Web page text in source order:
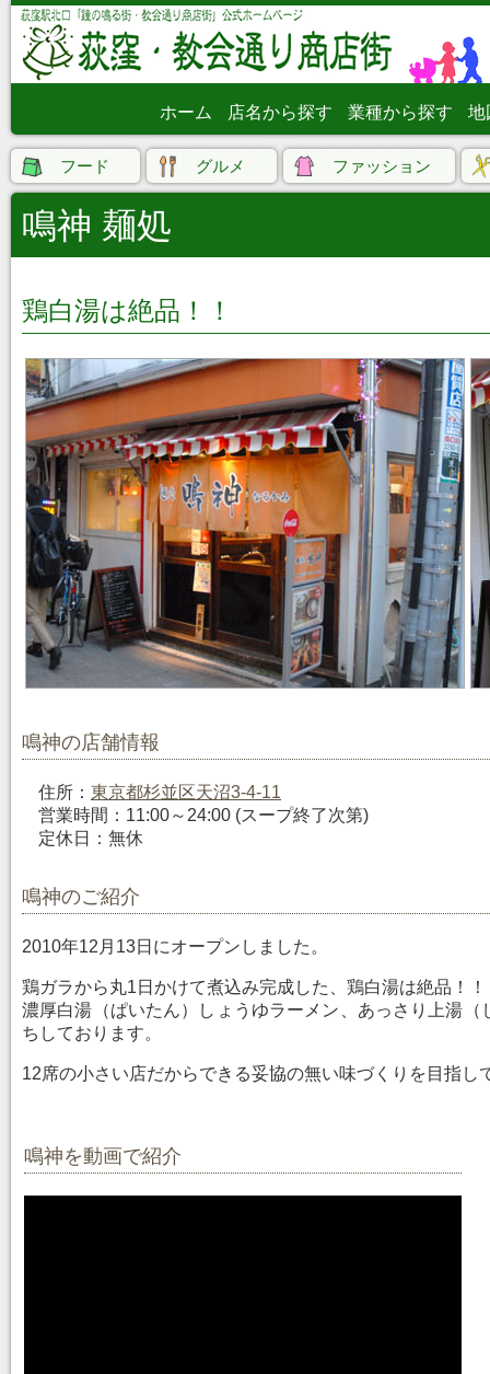
ホーム 店名から探す 業種から探す 地
フード グルメ ファッション
鳴神 麺処
鶏白湯は絶品！！
鳴神の店舗情報
住所： 東京都杉並区天沼3-4-11
営業時間：11:00～24:00 (スープ終了次第)
定休日：無休
鳴神のご紹介
2010年12月13日にオープンしました。
鶏ガラから丸1日かけて煮込み完成した、鶏白湯は絶品
濃厚白湯（ぱいたん）しょうゆラーメン、あっさり上湯
ちしております。
12席の小さい店だからできる妥協の無い味づくりを目指し
鳴神を動画で紹介